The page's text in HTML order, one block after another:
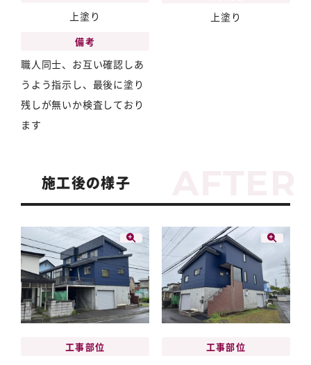
上塗り
備考
職人同士、お互い確認しあ
うよう指示し、最後に塗り
残しが無いか検査しており
ます
上塗り
施工後の様子
工事部位 工事部位